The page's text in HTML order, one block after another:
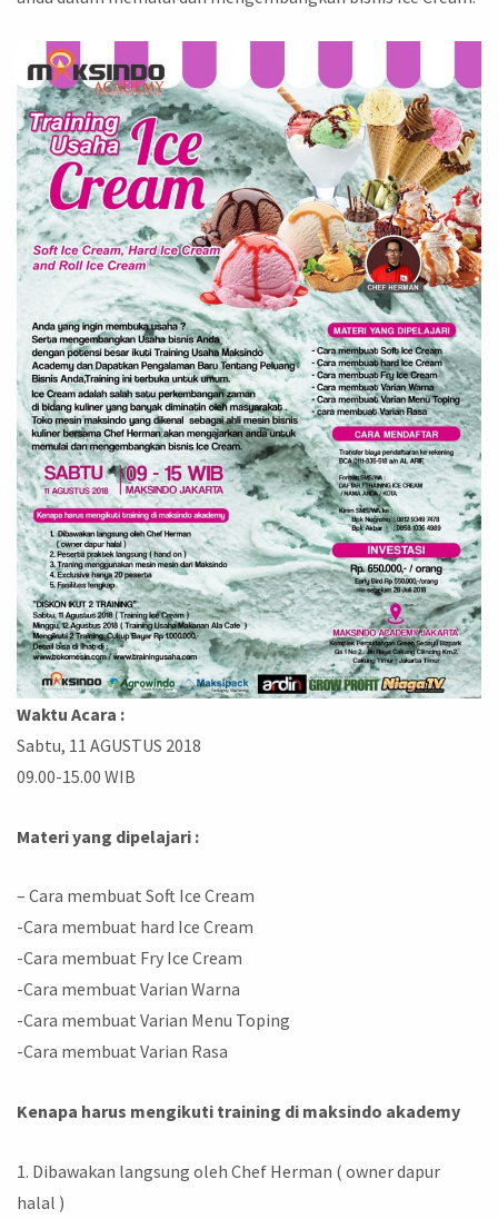
Waktu Acara :
Sabtu, 11 AGUSTUS 2018
09.00-15.00 WIB
Materi yang dipelajari :
– Cara membuat Soft Ice Cream
-Cara membuat hard Ice Cream
-Cara membuat Fry Ice Cream
-Cara membuat Varian Warna
-Cara membuat Varian Menu Toping
-Cara membuat Varian Rasa
Kenapa harus mengikuti training di maksindo akademy
1. Dibawakan langsung oleh Chef Herman ( owner dapur
halal )